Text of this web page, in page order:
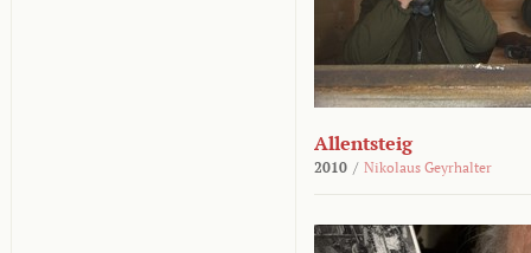
Allentsteig
2010 / Nikolaus Geyrhalter